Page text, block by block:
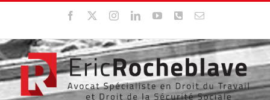
contenu
Facebook InstagramLinkedInYouTubeWhatsApp
Email